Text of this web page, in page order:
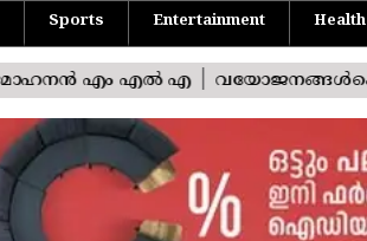
Sports Entertainment Health